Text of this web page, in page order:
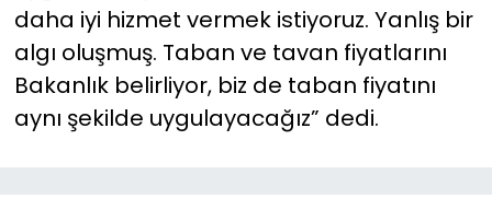
daha iyi hizmet vermek istiyoruz. Yanlış bir
algı oluşmuş. Taban ve tavan fiyatlarını
Bakanlık belirliyor, biz de taban fiyatını
aynı şekilde uygulayacağız” dedi.